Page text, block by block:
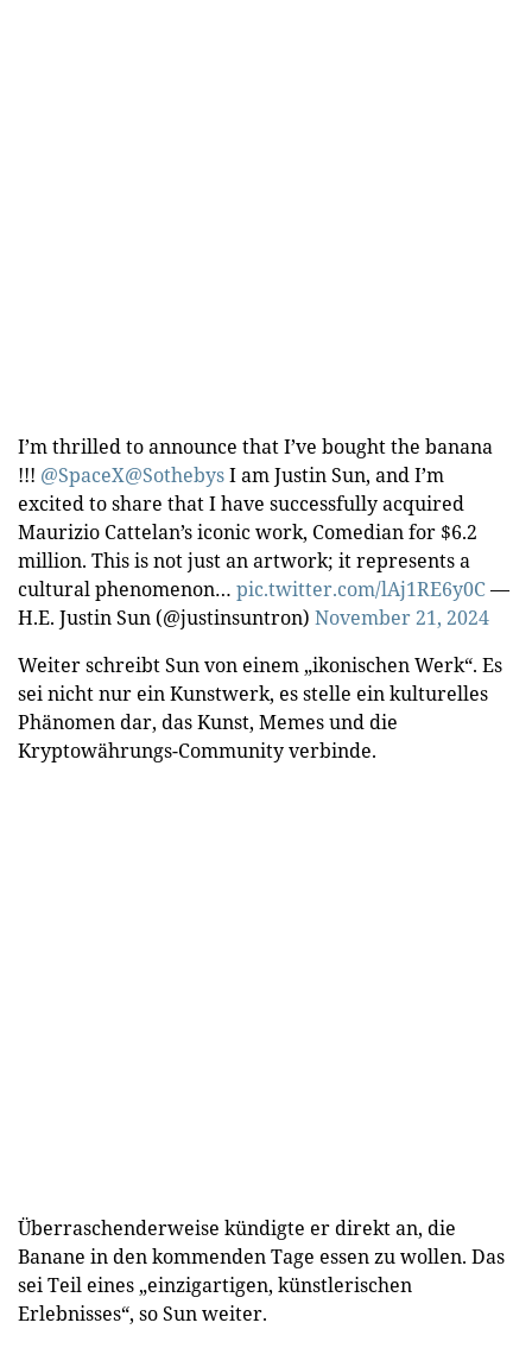
I’m thrilled to announce that I’ve bought the banana
!!! @SpaceX@SothebysI am Justin Sun, and I’m
excited to share that I have successfully acquired
Maurizio Cattelan’s iconic work, Comedian for $6.2
million. This is not just an artwork; it represents a
cultural phenomenon… pic.twitter.com/lAj1RE6y0C—
H.E. Justin Sun (@justinsuntron) November 21, 2024
Weiter schreibt Sun von einem „ikonischen Werk“. Es
sei nicht nur ein Kunstwerk, es stelle ein kulturelles
Phänomen dar, das Kunst, Memes und die
Kryptowährungs-Community verbinde.
Überraschenderweise kündigte er direkt an, die
Banane in den kommenden Tage essen zu wollen. Das
sei Teil eines „einzigartigen, künstlerischen
Erlebnisses“, so Sun weiter.